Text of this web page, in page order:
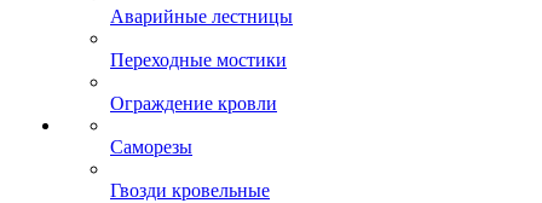
Аварийные лестницы
Переходные мостики
Ограждение кровли
Саморезы
Гвозди кровельные